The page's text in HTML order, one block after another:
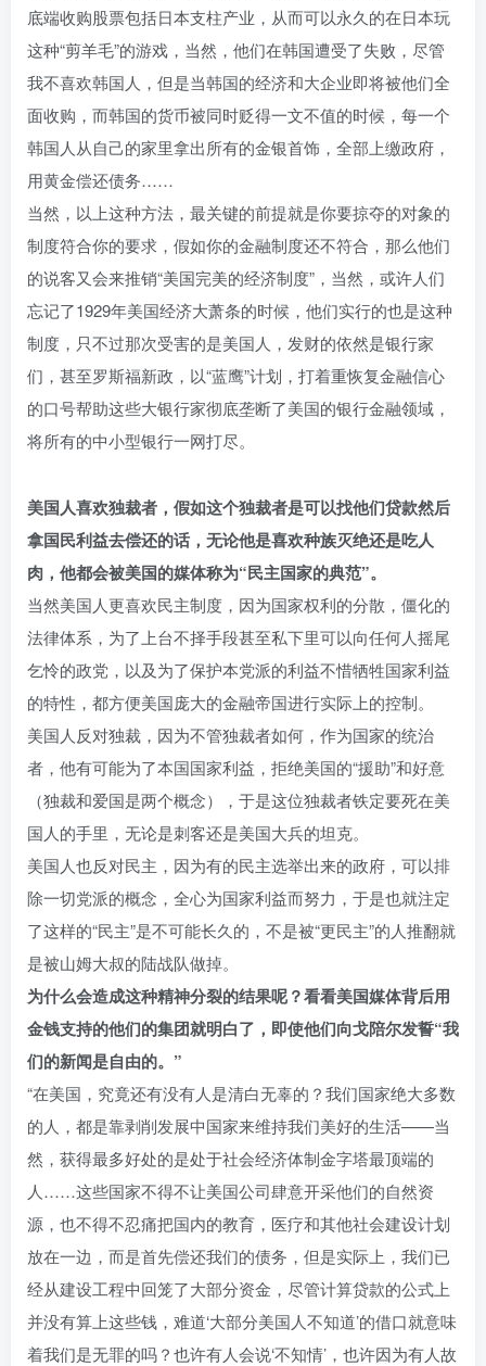
底端收购股票包括日本支柱产业，从而可以永久的在日本玩
这种“剪羊毛”的游戏，当然，他们在韩国遭受了失败，尽管
我不喜欢韩国人，但是当韩国的经济和大企业即将被他们全
面收购，而韩国的货币被同时贬得一文不值的时候，每一个
韩国人从自己的家里拿出所有的金银首饰，全部上缴政府，
用黄金偿还债务……
当然，以上这种方法，最关键的前提就是你要掠夺的对象的
制度符合你的要求，假如你的金融制度还不符合，那么他们
的说客又会来推销“美国完美的经济制度”，当然，或许人们
忘记了1929年美国经济大萧条的时候，他们实行的也是这种
制度，只不过那次受害的是美国人，发财的依然是银行家
们，甚至罗斯福新政，以“蓝鹰”计划，打着重恢复金融信心
的口号帮助这些大银行家彻底垄断了美国的银行金融领域，
将所有的中小型银行一网打尽。
美国人喜欢独裁者，假如这个独裁者是可以找他们贷款然后
拿国民利益去偿还的话，无论他是喜欢种族灭绝还是吃人
肉，他都会被美国的媒体称为“民主国家的典范”。
当然美国人更喜欢民主制度，因为国家权利的分散，僵化的
法律体系，为了上台不择手段甚至私下里可以向任何人摇尾
乞怜的政党，以及为了保护本党派的利益不惜牺牲国家利益
的特性，都方便美国庞大的金融帝国进行实际上的控制。
美国人反对独裁，因为不管独裁者如何，作为国家的统治
者，他有可能为了本国国家利益，拒绝美国的“援助”和好意
（独裁和爱国是两个概念），于是这位独裁者铁定要死在美
国人的手里，无论是刺客还是美国大兵的坦克。
美国人也反对民主，因为有的民主选举出来的政府，可以排
除一切党派的概念，全心为国家利益而努力，于是也就注定
了这样的“民主”是不可能长久的，不是被“更民主”的人推翻就
是被山姆大叔的陆战队做掉。
为什么会造成这种精神分裂的结果呢？看看美国媒体背后用
金钱支持的他们的集团就明白了，即使他们向戈陪尔发誓“我
们的新闻是自由的。”
“在美国，究竟还有没有人是清白无辜的？我们国家绝大多数
的人，都是靠剥削发展中国家来维持我们美好的生活——当
然，获得最多好处的是处于社会经济体制金字塔最顶端的
人……这些国家不得不让美国公司肆意开采他们的自然资
源，也不得不忍痛把国内的教育，医疗和其他社会建设计划
放在一边，而是首先偿还我们的债务，但是实际上，我们已
经从建设工程中回笼了大部分资金，尽管计算贷款的公式上
并没有算上这些钱，难道‘大部分美国人不知道’的借口就意味
着我们是无罪的吗？也许有人会说‘不知情’，也许因为有人故